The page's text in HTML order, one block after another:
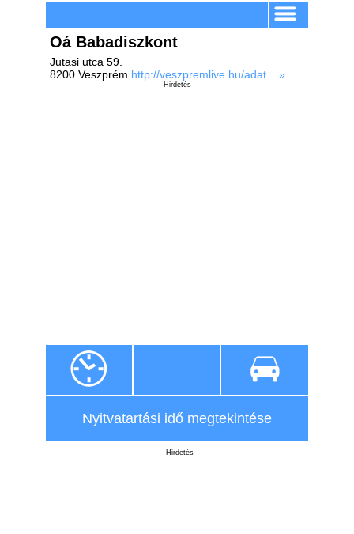
Oá Babadiszkont
Jutasi utca 59.
8200 Veszprém http://veszpremlive.hu/adat... »
Hirdetés
Nyitvatartási idő megtekintése
Hirdetés